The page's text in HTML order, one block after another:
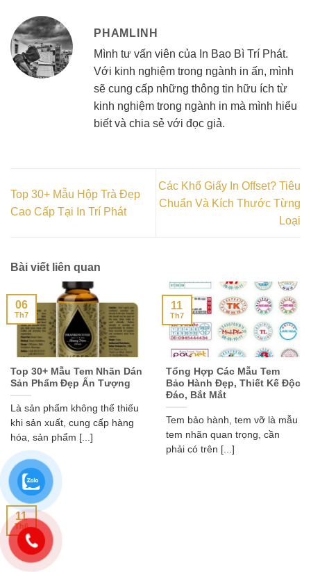
PHAMLINH
Mình tư vấn viên của In Bao Bì Trí Phát.
Với kinh nghiệm trong ngành in ấn, mình
sẽ cung cấp những thông tin hữu ích từ
kinh nghiệm trong ngành in mà mình hiểu
biết và chia sẻ với đọc giả.
Top 30+ Mẫu Hộp Trà Đẹp
Cao Cấp Tại In Trí Phát
Các Khổ Giấy In Offset? Tiêu
Chuẩn Và Kích Thước Từng
Loại
Bài viết liên quan
Top 30+ Mẫu Tem Nhãn Dán
Sản Phẩm Đẹp Ấn Tượng
Là sản phẩm không thể thiếu
khi sản xuất, cung cấp hàng
hóa, sản phẩm [...]
06
Th7
Tổng Hợp Các Mẫu Tem
Bảo Hành Đẹp, Thiết Kế Độc
Đáo, Bắt Mắt
Tem bảo hành, tem vỡ là mẫu
tem nhãn quan trọng, cần
phải có trên [...]
11
Th7
11
Th6